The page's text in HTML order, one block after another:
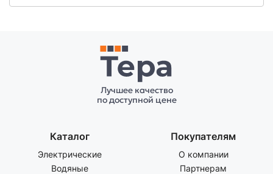
Лучшее качество
по доступной цене
Каталог
Электрические
Водяные
Покупателям
О компании
Партнерам